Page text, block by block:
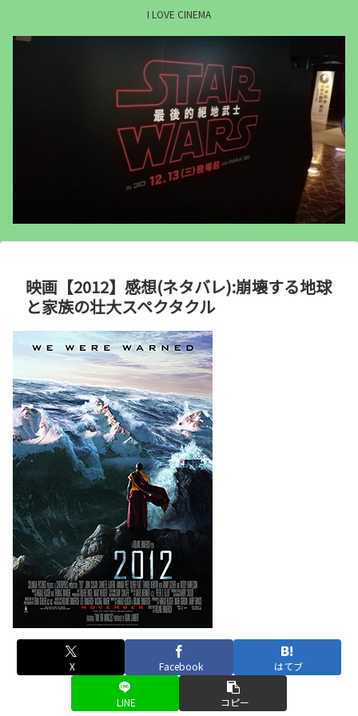
I LOVE CINEMA
映画【2012】感想(ネタバレ):崩壊する地球
と家族の壮大スペクタクル
X Facebook はてブ
LINE コピー